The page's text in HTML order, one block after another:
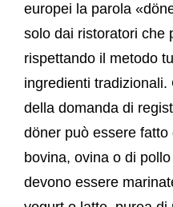
europei la parola
solo dai ristoratori che
rispettando il metodo
ingredienti
della domanda di
döner può essere
bovina, ovina o di
devono essere